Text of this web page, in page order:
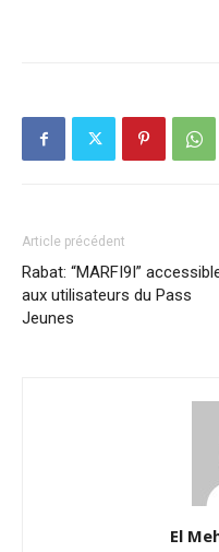
Article précédent
Rabat: “MARFI9I”
aux utilisateurs du Pass
Jeunes
El